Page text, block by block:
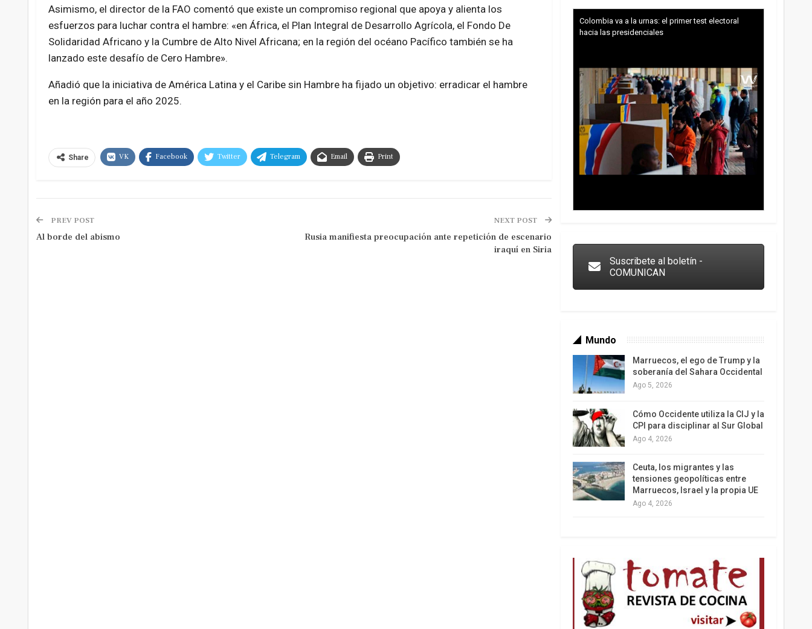
Asimismo, el director de la FAO comentó que existe un compromiso regional que apoya y alienta los
esfuerzos para luchar contra el hambre: «en África, el Plan Integral de Desarrollo Agrícola, el Fondo De
Solidaridad Africano y la Cumbre de Alto Nivel Africana; en la región del océano Pacífico también se ha
lanzado este desafío de Cero Hambre».
Añadió que la iniciativa de América Latina y el Caribe sin Hambre ha fijado un objetivo: erradicar el hambre
en la región para el año 2025.
Share VK Facebook Twitter Telegram Email Print
PREV POST
Al borde del abismo
NEXT POST
Rusia manifiesta preocupación ante repetición de escenario
iraquí en Siria
Colombia va a la urnas: el primer test electoral
hacia las presidenciales
Los latinos le van dando la espalda a Trump
Suscribete al boletín -
COMUNICAN
Mundo
Marruecos, el ego de Trump y la
soberanía del Sahara Occidental
Ago 5, 2026
Cómo Occidente utiliza la CIJ y la
CPI para disciplinar al Sur Global
Ago 4, 2026
Ceuta, los migrantes y las
tensiones geopolíticas entre
Marruecos, Israel y la propia UE
Ago 4, 2026